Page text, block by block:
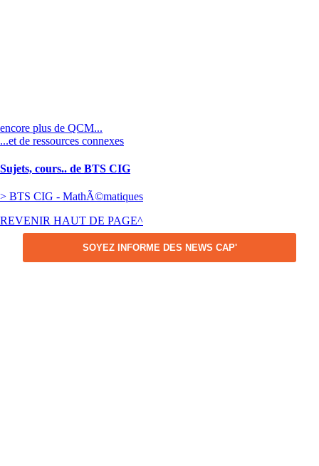
encore plus de QCM...
...et de ressources connexes
Sujets, cours.. de BTS CIG
> BTS CIG - MathÃ©matiques
REVENIR HAUT DE PAGE^
SOYEZ INFORME DES NEWS CAP'